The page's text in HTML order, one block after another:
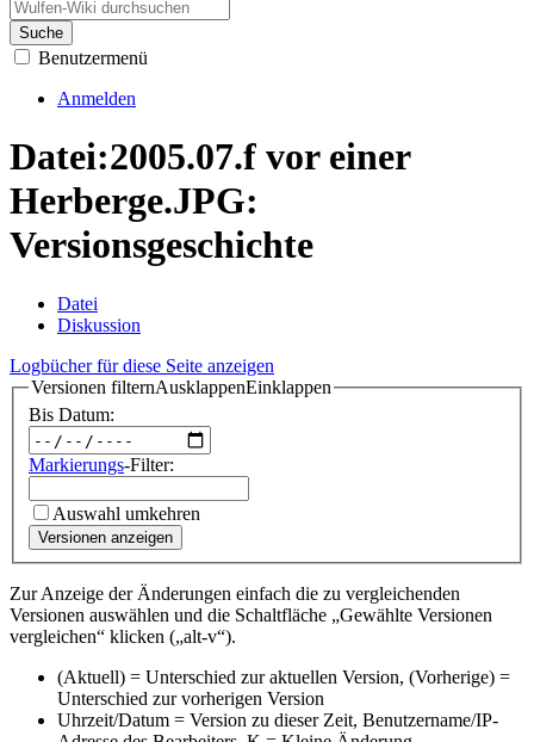
Suche
Benutzermenü
Anmelden
Datei:2005.07.f vor einer
Herberge.JPG:
Versionsgeschichte
Datei
Diskussion
Logbücher für diese Seite anzeigen
Versionen filternAusklappenEinklappen
Bis Datum:
Markierungs-Filter:
Auswahl umkehren
Versionen anzeigen
Zur Anzeige der Änderungen einfach die zu vergleichenden
Versionen auswählen und die Schaltfläche „Gewählte Versionen
vergleichen“ klicken („alt-v“).
(Aktuell) = Unterschied zur aktuellen Version, (Vorherige) =
Unterschied zur vorherigen Version
Uhrzeit/Datum = Version zu dieser Zeit, Benutzername/IP-